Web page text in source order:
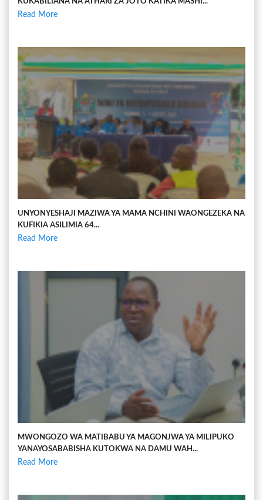
KUKABILIANA NA ATHARI ZA JOTO KATIKA MASHI...
Read More
UNYONYESHAJI MAZIWA YA MAMA NCHINI WAONGEZEKA NA
KUFIKIA ASILIMIA 64...
Read More
MWONGOZO WA MATIBABU YA MAGONJWA YA MILIPUKO
YANAYOSABABISHA KUTOKWA NA DAMU WAH...
Read More